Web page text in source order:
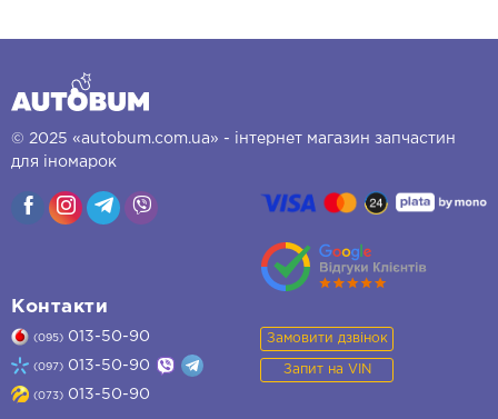
© 2025 «autobum.com.ua» - інтернет магазин запчастин
для іномарок
Контакти
(095) 013-50-90
(097) 013-50-90
(073) 013-50-90
Замовити дзвінок
Запит на VIN